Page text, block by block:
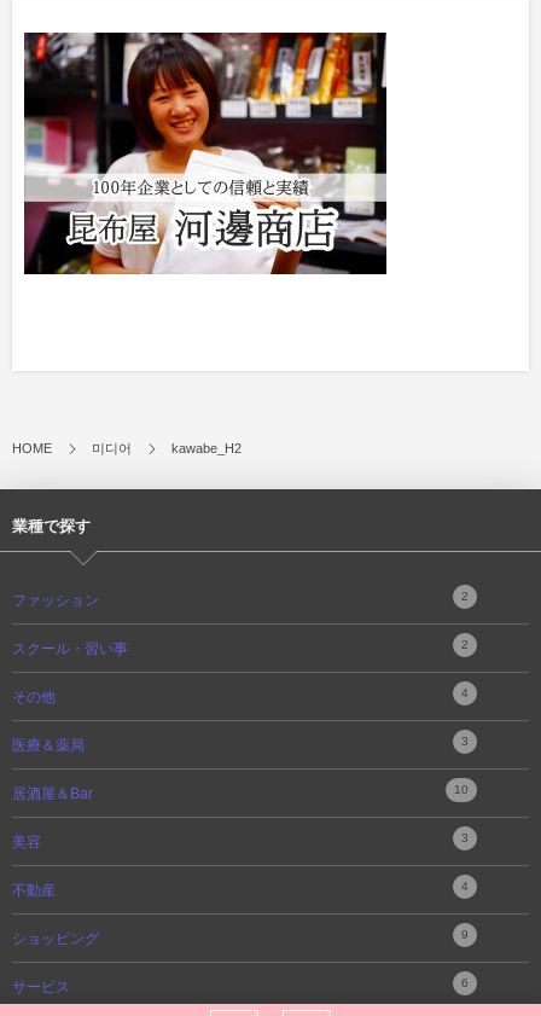
HOME 미디어 kawabe_H2
業種で探す
ファッション 2
スクール・習い事 2
その他 4
医療＆薬局 3
居酒屋＆Bar 10
美容 3
不動産 4
ショッピング 9
サービス 6